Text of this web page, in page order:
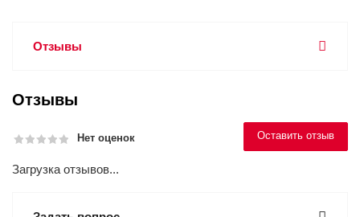
Отзывы
Отзывы
Нет оценок Оставить отзыв
Загрузка отзывов...